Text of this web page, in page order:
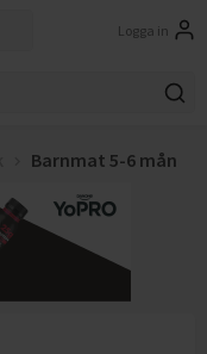
Logga in
Barnmat 5-6 mån